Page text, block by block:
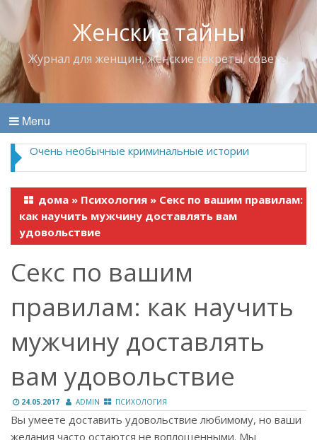
Женские тайны
Журнал для женщин, женские секреты, советы
Menu
Очень необычные криминальные истории
дома » Психология » Секс по вашим правилам:
как научить мужчину доставлять вам
удовольствие
Секс по вашим
правилам: как научить
мужчину доставлять
вам удовольствие
24.05.2017 ADMIN ПСИХОЛОГИЯ
Вы умеете доставить удовольствие любимому, но ваши
желания часто остаются не воплощенными. Мы